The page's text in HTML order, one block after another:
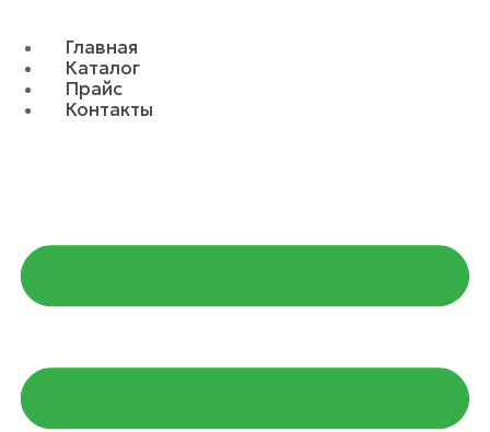
Главная
Каталог
Прайс
Контакты